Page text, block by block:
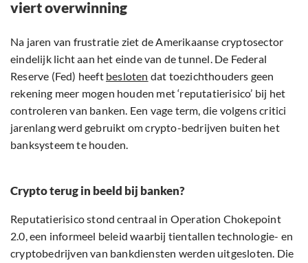
viert overwinning
Na jaren van frustratie ziet de Amerikaanse cryptosector
eindelijk licht aan het einde van de tunnel. De Federal
Reserve (Fed) heeft besloten dat toezichthouders geen
rekening meer mogen houden met ‘reputatierisico’ bij het
controleren van banken. Een vage term, die volgens critici
jarenlang werd gebruikt om crypto-bedrijven buiten het
banksysteem te houden.
Crypto terug in beeld bij banken?
Reputatierisico stond centraal in Operation Chokepoint
2.0, een informeel beleid waarbij tientallen technologie- en
cryptobedrijven van bankdiensten werden uitgesloten. Die